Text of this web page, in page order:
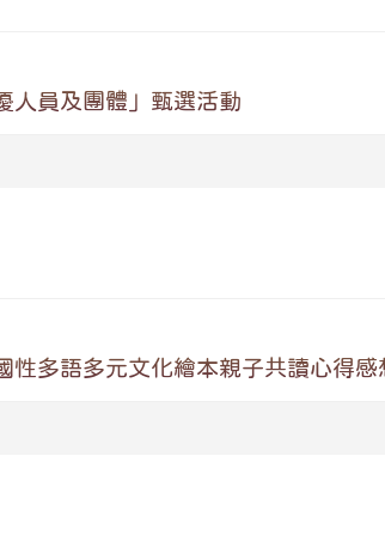
人員及團體」甄選活動
多語多元文化繪本親子共讀心得感